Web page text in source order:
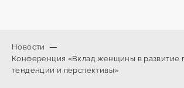
info@president-
+375 (17)
Новости
Конференция «Вклад женщины в развитие
тенденции и перспективы»